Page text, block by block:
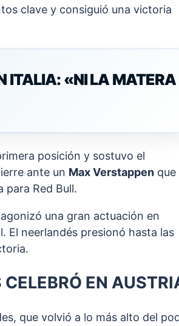
clave y consiguió una victoria
ITALIA: «NI LA MATERA
posición y sostuvo el
ante un Max Verstappen que
Red Bull.
una gran actuación en
El neerlandés presionó hasta las
EN
que volvió a lo más alto del